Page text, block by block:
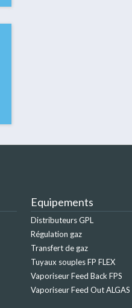
Equipements
Distributeurs GPL
Régulation gaz
Transfert de gaz
Tuyaux souples FP FLEX
Vaporiseur Feed Back FPS
Vaporiseur Feed Out ALGAS